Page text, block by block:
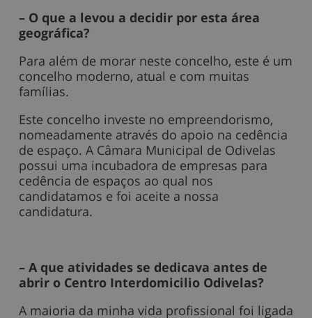
– O que a levou a decidir por esta área
geográfica?
Para além de morar neste concelho, este é um
concelho moderno, atual e com muitas
famílias.
Este concelho investe no empreendorismo,
nomeadamente através do apoio na cedência
de espaço. A Câmara Municipal de Odivelas
possui uma incubadora de empresas para
cedência de espaços ao qual nos
candidatamos e foi aceite a nossa
candidatura.
– A que atividades se dedicava antes de
abrir o Centro Interdomicilio Odivelas?
A maioria da minha vida profissional foi ligada